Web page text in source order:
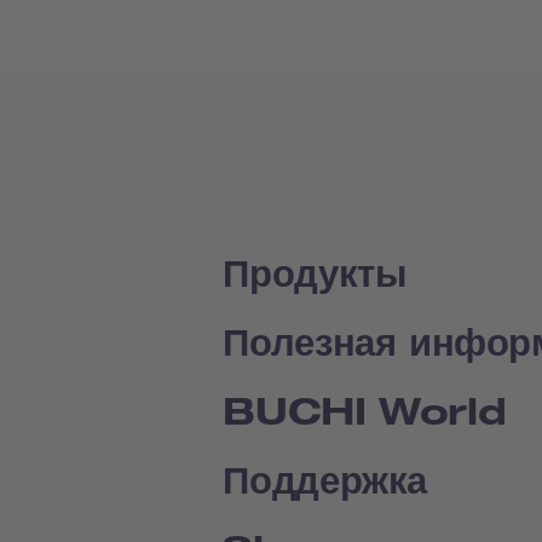
Продукты
Полезная
BUCHI World
Поддержка